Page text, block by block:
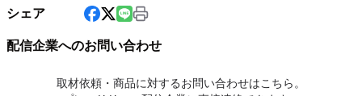
シェア
配信企業へのお問い合わせ
取材依頼・商品に対するお問い合わせはこちら。